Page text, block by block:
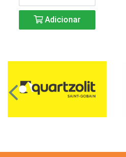
Adicionar